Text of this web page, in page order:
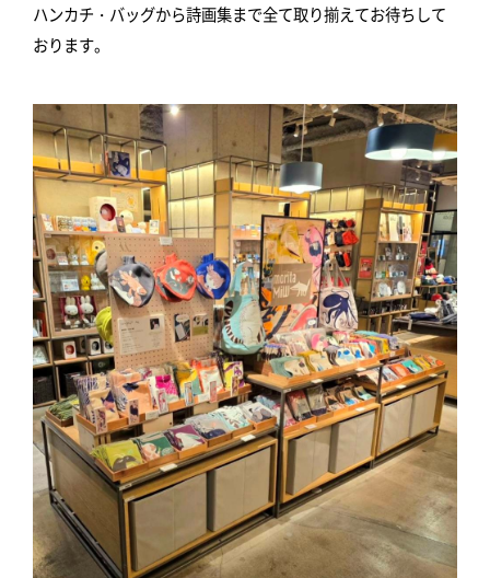
ハンカチ・バッグから詩画集まで全て取り揃えてお待ちして
おります。